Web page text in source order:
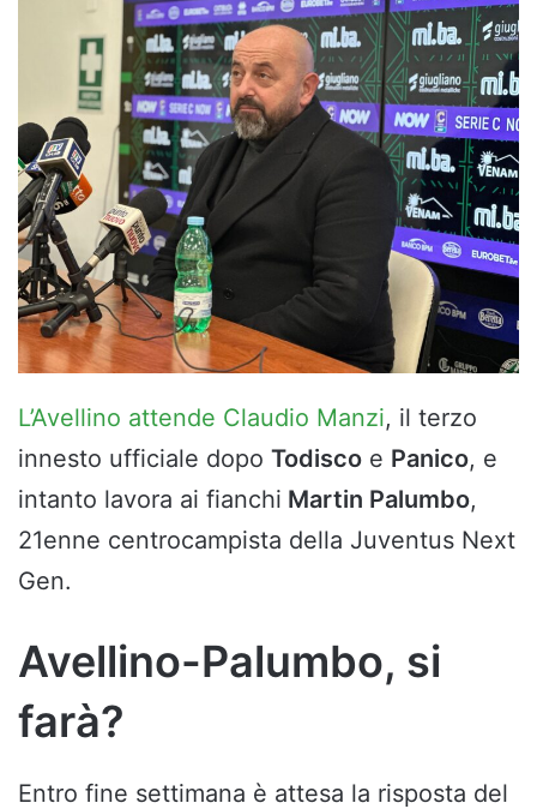
L’Avellino attende Claudio Manzi, il terzo
innesto ufficiale dopo Todisco e Panico, e
intanto lavora ai fianchi Martin Palumbo,
21enne centrocampista della Juventus Next
Gen.
Avellino-Palumbo, si
farà?
Entro fine settimana è attesa la risposta del